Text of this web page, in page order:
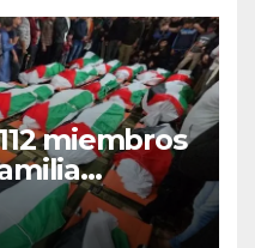
miembros
el